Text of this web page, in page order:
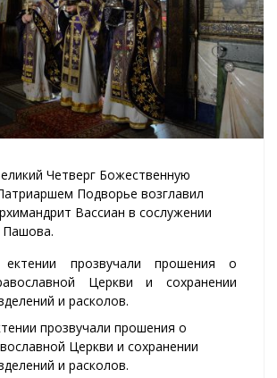
Четверг Божественную
Подворье возглавил
Вассиан в сослужении
Пашова.
прозвучали прошения о
Церкви и сохранении
и расколов.
прозвучали прошения о
Церкви и сохранении
и расколов.